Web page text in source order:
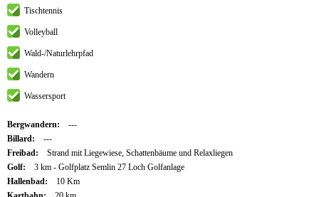
Tischtennis
Volleyball
Wald-/Naturlehrpfad
Wandern
Wassersport
Bergwandern:
---
Billard:
---
Freibad:
Strand mit Liegewiese, Schattenbäume und Relaxliegen
Golf:
3 km - Golfplatz Semlin 27 Loch Golfanlage
Hallenbad:
10 Km